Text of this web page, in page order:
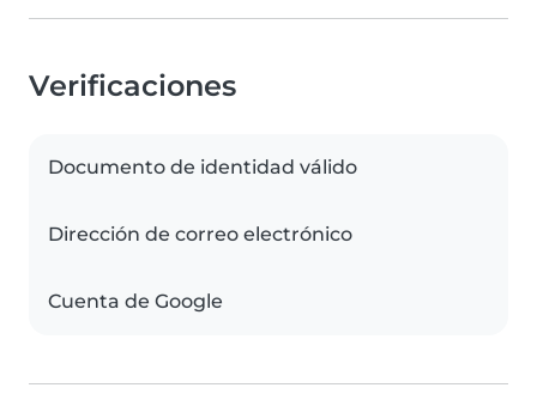
Verificaciones
Documento de identidad válido
Dirección de correo electrónico
Cuenta de Google